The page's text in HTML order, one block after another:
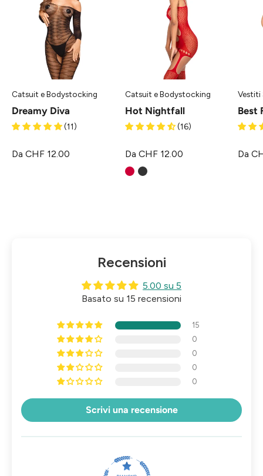
Catsuit
e
Bodystocking
Penthouse
Catsuit e Bodystocking
Dreamy Diva
(11)
Da CHF 12.00
Catsuit
e
Bodystocking
Penthouse
Catsuit e Bodystocking
Hot Nightfall
(16)
Da CHF 12.00
Vestiti
Best
Da
Recensioni
5.00 su 5
Basato su 15 recensioni
15
0
0
0
0
Scrivi una recensione